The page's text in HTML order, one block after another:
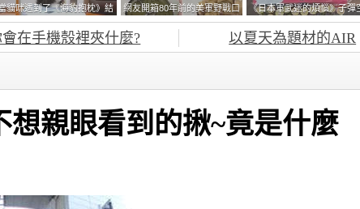
貓咪遇到了《海豹抱枕》結
玩了10天後，海豹一整個走
笑翻網友
網友開箱80年前的美軍野戰口
糧 罐頭本身保存良好，但裡
面的味道...
《日本軍武迷的煩惱》子彈
盒在日本超級貴 美國網友直
接一大箱寄給他了
在手機殼裡夾什麼? 以夏天為題材的AIR
想親眼看到的揪~竟是什麼